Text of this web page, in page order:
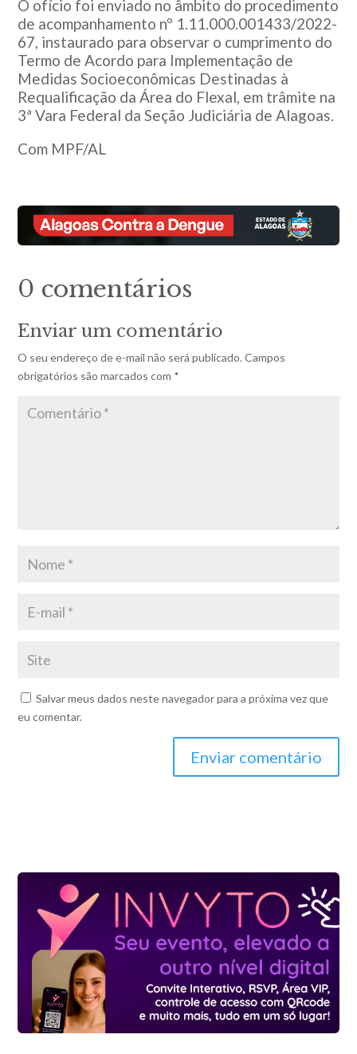
O ofício foi enviado no âmbito do procedimento
de acompanhamento nº 1.11.000.001433/2022-
67, instaurado para observar o cumprimento do
Termo de Acordo para Implementação de
Medidas Socioeconômicas Destinadas à
Requalificação da Área do Flexal, em trâmite na
3ª Vara Federal da Seção Judiciária de Alagoas.
Com MPF/AL
0 comentários
Enviar um comentário
O seu endereço de e-mail não será publicado. Campos
obrigatórios são marcados com *
Salvar meus dados neste navegador para a próxima vez que
eu comentar.
Enviar comentário